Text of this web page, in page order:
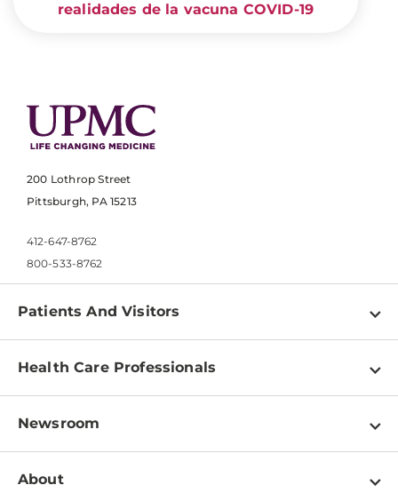
realidades de la vacuna COVID-19
200 Lothrop Street
Pittsburgh, PA 15213
412-647-8762
800-533-8762
Patients And Visitors
Find a Doctor
Pay a Bill
Patient & Visitor Resources
Disabilities Resource Center
Health Care Professionals
Physician Information
Education & Training
Newsroom
Newsroom Home
About